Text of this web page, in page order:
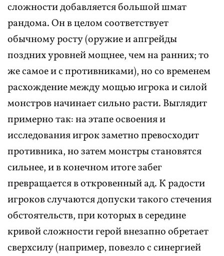
сложности добавляется большой шмат
рандома. Он в целом соответствует
обычному росту (оружие и апгрейды
поздних уровней мощнее, чем на ранних; то
же самое и с противниками), но со временем
расхождение между мощью игрока и силой
монстров начинает сильно расти. Выглядит
примерно так: на этапе освоения и
исследования игрок заметно превосходит
противника, но затем монстры становятся
сильнее, и в конечном итоге забег
превращается в откровенный ад. К радости
игроков случаются допуски такого стечения
обстоятельств, при которых в середине
кривой сложности герой внезапно обретает
сверхсилу (например, повезло с синергией